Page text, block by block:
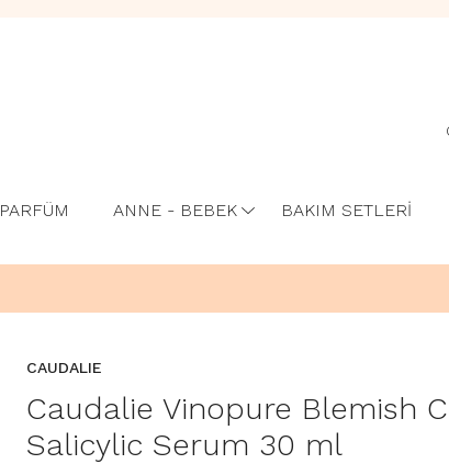
PARFÜM ANNE - BEBEK BAKIM SETLERİ
CAUDALIE
Caudalie Vinopure Blemish
Salicylic Serum 30 ml